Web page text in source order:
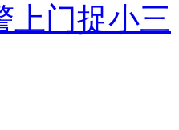
上门捉小三